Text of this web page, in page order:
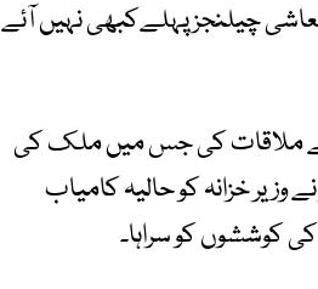
چیلنجز پہلےکبھی نہیں آئے
نے ملاقات کی جس میں ملک کی
خزانہ کو حالیہ کامیاب
کوششوں کو سراہا۔